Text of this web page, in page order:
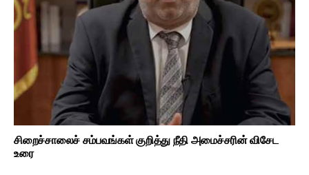
சிறைச்சாலைச் சம்பவங்கள் குறித்து நீதி அமைச்சரின் விசேட
உரை